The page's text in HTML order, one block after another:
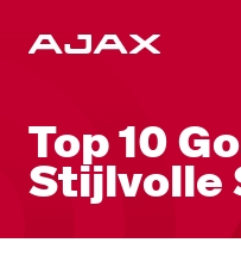
Top 10
Stijlvolle